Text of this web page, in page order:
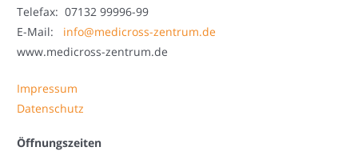
Telefax: 07132 99996-99
E-Mail: info@medicross-zentrum.de
www.medicross-zentrum.de
Impressum
Datenschutz
Öffnungszeiten